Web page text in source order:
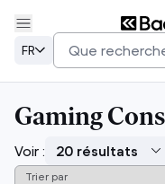
FR
Gaming
Voir :
Trier par